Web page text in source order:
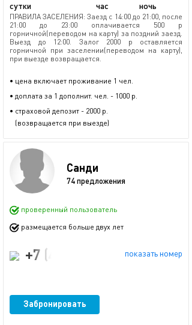
сутки
час
ночь
ПРАВИЛА ЗАСЕЛЕНИЯ: Заезд с 14:00 до 21:00, после
21:00 до 23:00 оплачивается 500 р
горничной(переводом на карту) за поздний заезд.
Выезд до 12:00. Залог 2000 р оставляется
горничной при заселении(переводом на карту),
при выезде возвращается.
• цена включает проживание 1 чел.
• доплата за 1 дополнит. чел. - 1000 р.
• страховой депозит - 2000 р.
(возвращается при выезде)
Санди
74 предложения
проверенный пользователь
размещается больше двух лет
показать номер
+7 (499) 444-14-01
Забронировать